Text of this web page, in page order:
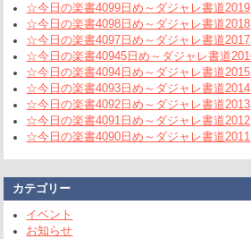
☆今日の楽書4099日め～ダジャレ書道2019
☆今日の楽書4098日め～ダジャレ書道2018
☆今日の楽書4097日め～ダジャレ書道2017
☆今日の楽書40945日め～ダジャレ書道
☆今日の楽書4094日め～ダジャレ書道2015
☆今日の楽書4093日め～ダジャレ書道2014
☆今日の楽書4092日め～ダジャレ書道2013
☆今日の楽書4091日め～ダジャレ書道2012
☆今日の楽書4090日め～ダジャレ書道2011
カテゴリー
イベント
お知らせ